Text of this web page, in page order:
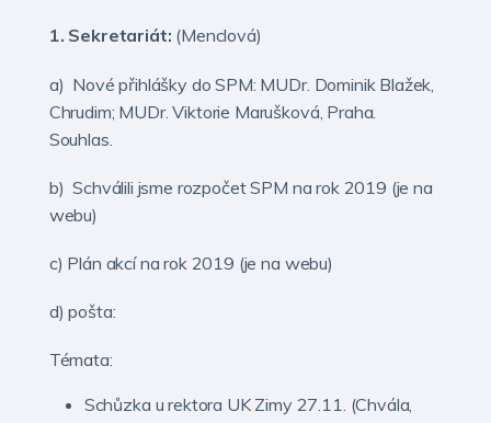
1. Sekretariát: (Menclová)
a) Nové přihlášky do SPM: MUDr. Dominik Blažek,
Chrudim; MUDr. Viktorie Marušková, Praha.
Souhlas.
b) Schválili jsme rozpočet SPM na rok 2019 (je na
webu)
c) Plán akcí na rok 2019 (je na webu)
d) pošta:
Témata:
Schůzka u rektora UK Zimy 27.11. (Chvála,